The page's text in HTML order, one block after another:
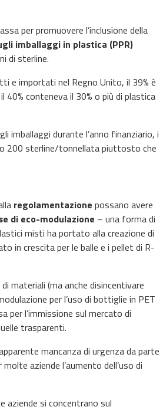
per promuovere l’inclusione della
imballaggi in plastica (PPR)
di sterline.
e importati nel Regno Unito, il 39% è
conteneva il 30% o più di plastica
imballaggi durante l’anno finanziario, i
200 sterline/tonnellata piuttosto che
regolamentazione possano avere
di eco-modulazione – una forma di
misti ha portato alla creazione di
in crescita per le balle e i pellet di R-
materiali (ma anche disincentivare
per l’uso di bottiglie in PET
l’immissione sul mercato di
trasparenti.
mancanza di urgenza da parte
aziende l’aumento dell’uso di
aziende si concentrano sul